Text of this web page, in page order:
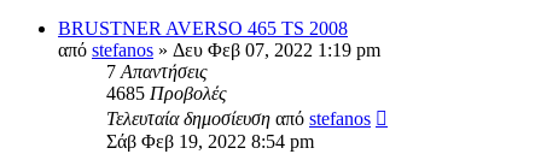
BRUSTNER AVERSO 465 TS 2008
από stefanos » Δευ Φεβ 07, 2022 1:19 pm
7 Απαντήσεις
4685 Προβολές
Τελευταία δημοσίευση από stefanos
Σάβ Φεβ 19, 2022 8:54 pm